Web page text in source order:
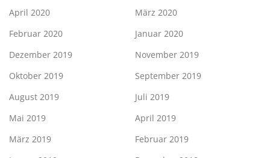
April 2020
März 2020
Februar 2020
Januar 2020
Dezember 2019
November 2019
Oktober 2019
September 2019
August 2019
Juli 2019
Mai 2019
April 2019
März 2019
Februar 2019